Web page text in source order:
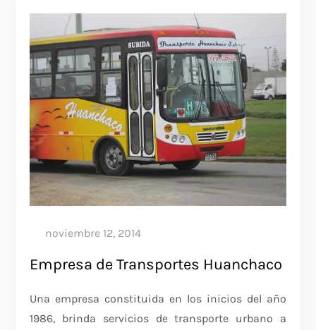
Empresa de Transportes Huanchaco
Una empresa constituida en los inicios del año
1986, brinda servicios de transporte urbano a